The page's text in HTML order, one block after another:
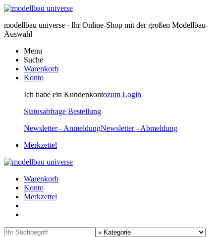
modellbau universe · Ihr Online-Shop mit der großen Modellbau-
Auswahl
Menu
Suche
Warenkorb
Konto
Ich habe ein Kundenkontozum Login
Statusabfrage Bestellung
Newsletter - AnmeldungNewsletter - Abmeldung
Merkzettel
Warenkorb
Konto
Merkzettel